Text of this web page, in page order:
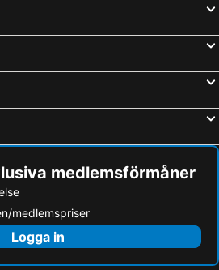
medlemsförmåner
medlemspriser
Logga in